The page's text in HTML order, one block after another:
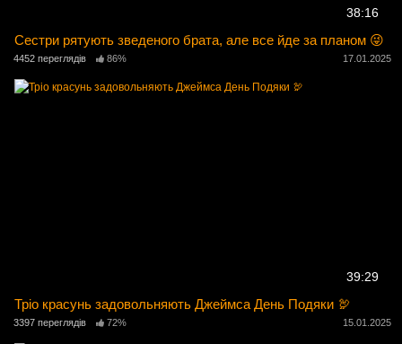
38:16
Сестри рятують зведеного брата, але все йде за планом 😜
4452 переглядів 86% 17.01.2025
39:29
Тріо красунь задовольняють Джеймса День Подяки 🦃
3397 переглядів 72% 15.01.2025